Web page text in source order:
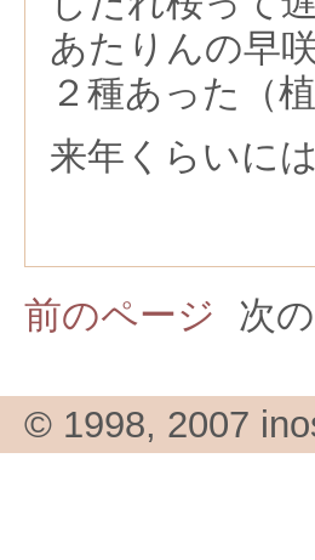
あたりんの早
２種あった（
来年くらいに
前のページ
次
© 1998, 2007